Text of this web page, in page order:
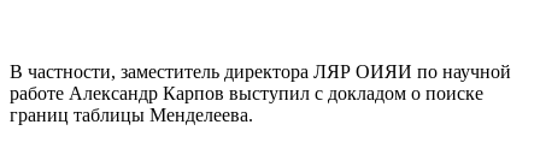
В частности, заместитель директора ЛЯР ОИЯИ по научной
работе Александр Карпов выступил с докладом о поиске
границ таблицы Менделеева.